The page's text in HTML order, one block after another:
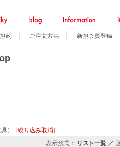
約│ ご注文方法│ 新規会員登録
） [絞り込み取消]
表示形式： リスト一覧 ／